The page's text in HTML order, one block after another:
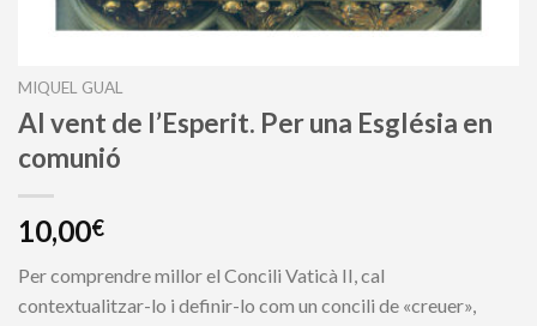
MIQUEL GUAL
Al vent de l’Esperit. Per una Església en
comunió
10,00€
Per comprendre millor el Concili Vaticà II, cal
contextualitzar-lo i definir-lo com un concili de «creuer»,